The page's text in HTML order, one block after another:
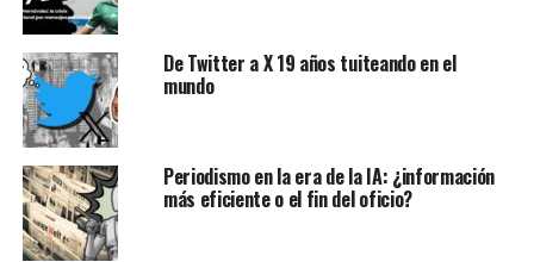
De Twitter a X 19 años tuiteando en el
mundo
Periodismo en la era de la IA: ¿información
más eficiente o el fin del oficio?